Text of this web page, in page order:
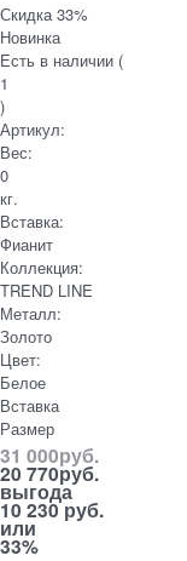
Скидка 33%
Новинка
Есть в наличии (
1
)
Артикул:
Вес:
0
кг.
Вставка:
Фианит
Коллекция:
TREND LINE
Металл:
Золото
Цвет:
Белое
Вставка
Размер
31 000руб.
20 770руб.
выгода
10 230 руб.
или
33%